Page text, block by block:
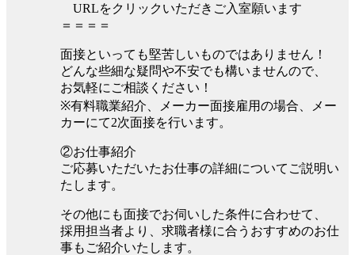
URLをクリックいただきご入室願います
＝＝＝＝
面接といっても堅苦しいものではありません！
どんな些細な疑問や不安でも構いませんので、
お気軽にご相談ください！
※有料職業紹介、メーカー面接雇用の場合、メー
カーにて2次面接を行います。
②お仕事紹介
ご応募いただいたお仕事の詳細についてご説明い
たします。
その他にも面接でお伺いした条件に合わせて、
採用担当者より、求職者様に合うおすすめのお仕
事もご紹介いたします。